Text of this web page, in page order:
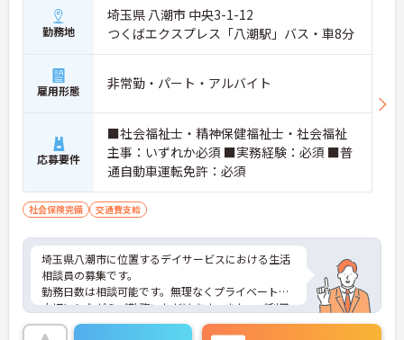
勤務地
埼玉県 八潮市 中央3-1-12
つくばエクスプレス「八潮駅」バス・車8分
雇用形態 非常勤・パート・アルバイト
応募要件
■社会福祉士・精神保健福祉士・社会福祉
主事：いずれか必須 ■実務経験：必須 ■普
通自動車運転免許：必須
社会保険完備 交通費支給
埼玉県八潮市に位置するデイサービスにおける生活
相談員の募集です。
勤務日数は相談可能です。無理なくプライベートを
大切にしながらご勤務いただけます。また、ご利用
者やご家族、関係機関など、どんな方とも円滑にコ